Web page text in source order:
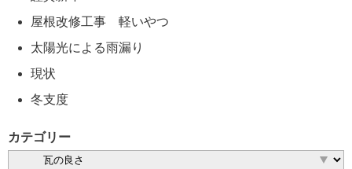
屋根改修工事 軽いやつ
太陽光による雨漏り
現状
冬支度
カテゴリー